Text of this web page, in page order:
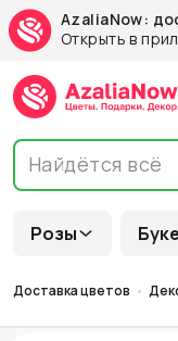
AzaliaNow:
Открыть в
Розы
Доставка цветов